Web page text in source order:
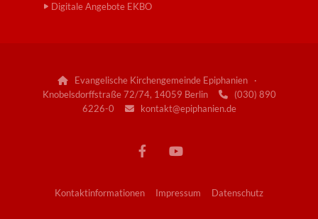
Digitale Angebote EKBO
Evangelische Kirchengemeinde Epiphanien ·
Knobelsdorffstraße 72/74, 14059 Berlin
(030) 890
6226-0
kontakt@epiphanien.de
Kontaktinformationen Impressum Datenschutz